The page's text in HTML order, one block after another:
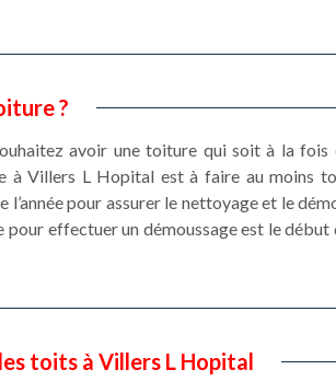
?
avoir une toiture qui soit à la fois
à Villers L Hopital est à faire au moins
pour assurer le nettoyage et le
effectuer un démoussage est le début
toits à Villers L Hopital